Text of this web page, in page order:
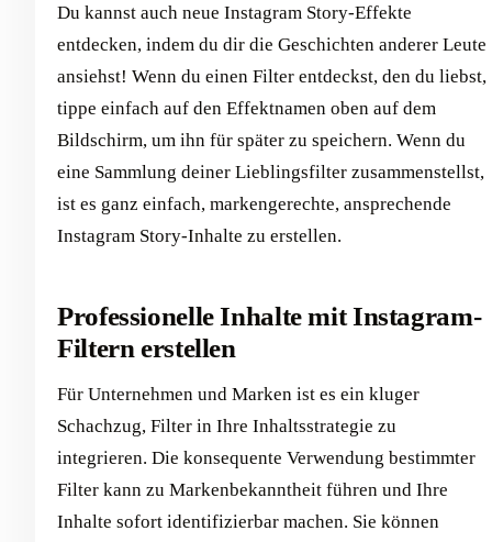
Du kannst auch neue Instagram Story-Effekte
entdecken, indem du dir die Geschichten anderer Leute
ansiehst! Wenn du einen Filter entdeckst, den du liebst,
tippe einfach auf den Effektnamen oben auf dem
Bildschirm, um ihn für später zu speichern. Wenn du
eine Sammlung deiner Lieblingsfilter zusammenstellst,
ist es ganz einfach, markengerechte, ansprechende
Instagram Story-Inhalte zu erstellen.
Professionelle Inhalte mit Instagram-
Filtern erstellen
Für Unternehmen und Marken ist es ein kluger
Schachzug, Filter in Ihre Inhaltsstrategie zu
integrieren. Die konsequente Verwendung bestimmter
Filter kann zu Markenbekanntheit führen und Ihre
Inhalte sofort identifizierbar machen. Sie können